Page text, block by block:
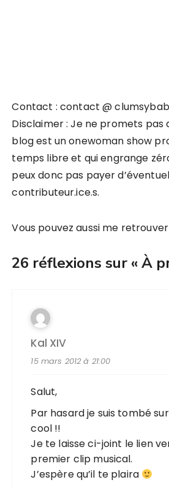
Contact : contact @
Disclaimer : Je ne promets pas
blog est un onewoman show
temps libre et qui engrange
peux donc pas payer
contributeur.ice.s.
Vous pouvez aussi me
26 réflexions sur «À
Kal XIV
15 mars 2012 à 21:00
Salut,
Par hasard je suis tombé
cool !!
Je te laisse ci-joint le lien
premier clip musical.
J’espère qu’il te plaira